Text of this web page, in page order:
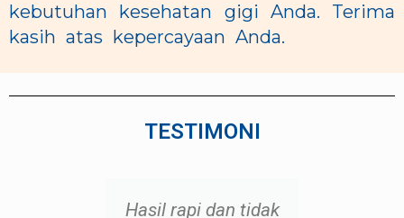
kebutuhan kesehatan gigi Anda. Terima
kasih atas kepercayaan Anda.
TESTIMONI
Sangat membantu